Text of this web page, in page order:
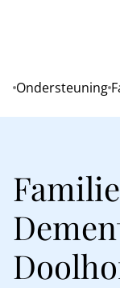
Home
Ondersteuning